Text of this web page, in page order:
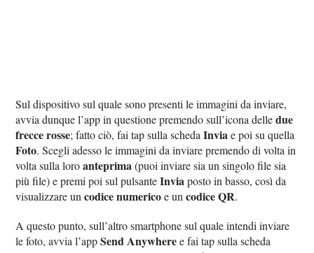
Sul dispositivo sul quale sono presenti le immagini da inviare,
avvia dunque l’app in questione premendo sull’icona delledue
frecce rosse; fatto ciò, fai tap sulla schedaInviae poi su quella
Foto. Scegli adesso le immagini da inviare premendo di volta in
volta sulla loroanteprima(puoi inviare sia un singolo file sia
più file) e premi poi sul pulsanteInviaposto in basso, così da
visualizzare uncodice numericoe uncodice QR.
A questo punto, sull’altro smartphone sul quale intendi inviare
le foto, avvia l’appSend Anywheree fai tap sulla scheda